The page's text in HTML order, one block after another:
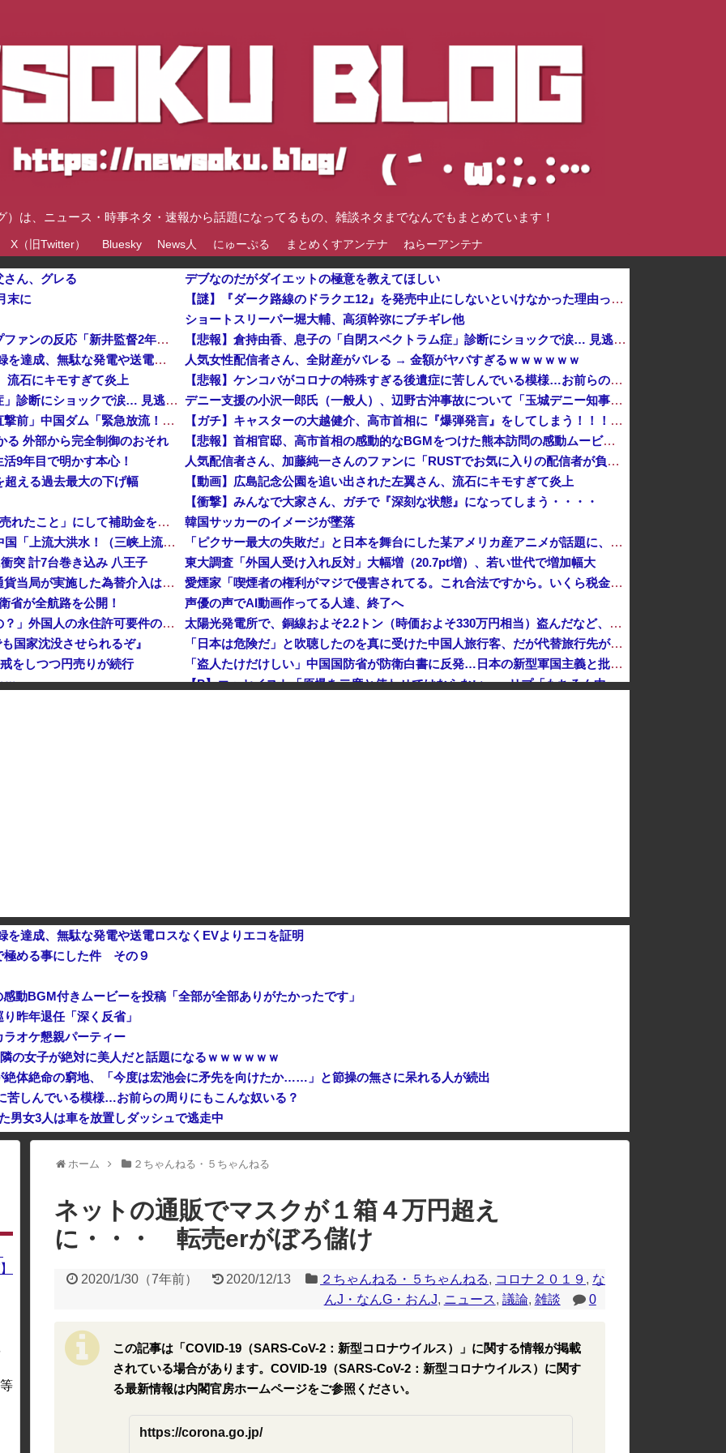
は、ニュース・時事ネタ・速報から話題になってるもの、雑談ネタまでなんでもまとめています！
X（旧Twitter） Bluesky News人 にゅーぷる まとめくすアンテナ ねらーアンテナ
さん、グレる
末に
『広島燃ゆ』と『ヤクルト燃ゆ』を比較←カープファンの反応「新井監督2年目と似ている」他
日産e-power、無給油で1980km走行しギネス記録を達成、無駄な発電や送電ロスなくEVよりエコを証明
流石にキモすぎて炎上
【悲報】倉持由香、息子の「自閉スペクトラム症」診断にショックで涙… 見逃していた乳幼児期のサインとは？
中国「大洪水！」三峡ダム「大雨で増水（台風直撃前」中国ダム「緊急放流！」中国鉄道「列車が走行中に流される」中国避難所「支援物資は有料です」謎の勢力「え」→
る 外部から完全制御のおそれ
9年目で明かす本心！
超える過去最大の下げ幅
中国、止められないEV製造 売れず在庫山積み「売れたこと」にして補助金を騙し取る事案を思いつきが横行
中国「台風接近！」台風13号「三峡直撃予測」中国「上流大洪水！（三峡上流」中国都市「8/5の映像（動画」三峡ダム「緊急放流（決壊危機」中国「下流大水害（震え声」→
突 計7台巻き込み 八王子
岸田文雄元首相「円安を阻止するために日米の通貨当局が実施した為替介入は一時しのぎに過ぎない」
省が全航路を公開！
「あきれてモノが言えない」「国を維持できるの？」外国人の永住許可要件の厳格化で在日中国人の本音は？
国家沈没させられるぞ』
をしつつ円売りが続行
ｗ
デブなのだがダイエットの極意を教えてほしい
【謎】『ダーク路線のドラクエ12』を発売中止にしないといけなかった理由ってガチでなに？とりあえすだせばいいやん
ショートスリーパー堀大輔、高須幹弥にブチギレ他
【悲報】倉持由香、息子の「自閉スペクトラム症」診断にショックで涙… 見逃していた乳幼児期のサインとは？
人気女性配信者さん、全財産がバレる → 金額がヤバすぎるｗｗｗｗｗｗ
【悲報】ケンコバがコロナの特殊すぎる後遺症に苦しんでいる模様…お前らの周りにもこんな奴いる？
デニー支援の小沢一郎氏（一般人）、辺野古沖事故について「玉城デニー知事の責任ではないが、不幸な出来事を悪宣伝に利用する人がいる」
【ガチ】キャスターの大越健介、高市首相に『爆弾発言』をしてしまう！！！！！
【悲報】首相官邸、高市首相の感動的なBGMをつけた熊本訪問の感動ムービーを投稿
人気配信者さん、加藤純一さんのファンに「RUSTでお気に入りの配信者が負けて嫌だよな？空気読めってなるよな？その結果がVCR。お前らVCR向いて...
【動画】広島記念公園を追い出された左翼さん、流石にキモすぎて炎上
【衝撃】みんなで大家さん、ガチで『深刻な状態』になってしまう・・・・
韓国サッカーのイメージが墜落
「ピクサー最大の失敗だ」と日本を舞台にした某アメリカ産アニメが話題に、日本と韓国の両方に失礼すぎるわ……
東大調査「外国人受け入れ反対」大幅増（20.7pt増）、若い世代で増加幅大
愛煙家「喫煙者の権利がマジで侵害されてる。これ合法ですから。いくら税金を我々が払ってるんだと。副流煙もクソもあるのかな」
声優の声でAI動画作ってる人達、終了へ
太陽光発電所で、銅線およそ2.2トン（時価およそ330万円相当）盗んだなど、ベトナム国籍（無職）２人逮捕、盗まれた銅線の半分はすでに売却 富山で...
「日本は危険だ」と吹聴したのを真に受けた中国人旅行客、だが代替旅行先が日本ほど安全ではなかった結果……
「盗人たけだけしい」中国国防省が防衛白書に反発…日本の新型軍国主義と批判！
【P】エッセイスト「原爆を二度と使わせてはならない」→リプ「もちろん中国の核も非難する？」→即ブロック
達成、無駄な発電や送電ロスなくEVよりエコを証明
極める事にした件 その９
動BGM付きムービーを投稿「全部が全部ありがたかったです」
昨年退任「深く反省」
ラオケ懇親パーティー
の女子が絶対に美人だと話題になるｗｗｗｗｗｗ
体絶命の窮地、「今度は宏池会に矛先を向けたか……」と節操の無さに呆れる人が続出
苦しんでいる模様…お前らの周りにもこんな奴いる？
男女3人は車を放置しダッシュで逃走中
している場合、一部のコンテンツが表示されなくなったり、サイト全体のレイアウトが崩れたりする場合があります。
ホーム ２ちゃんねる・５ちゃんねる
ネットの通販でマスクが１箱４万円超え
に・・・ 転売erがぼろ儲け
2020/1/30（7年前） 2020/12/13 ２ちゃんねる・５ちゃんねる, コロナ２０１９ , な
んJ・なんG・おんJ, ニュース, 議論, 雑談 0
この記事は「COVID-19（SARS-CoV-2：新型コロナウイルス）」に関する情報が掲載
されている場合があります。COVID-19（SARS-CoV-2：新型コロナウイルス）に関す
る最新情報は内閣官房ホームページをご参照ください。
https://corona.go.jp/